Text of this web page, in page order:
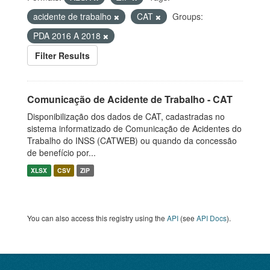
acidente de trabalho
CAT
Groups:
PDA 2016 A 2018
Filter Results
Comunicação de Acidente de Trabalho - CAT
Disponibilização dos dados de CAT, cadastradas no
sistema informatizado de Comunicação de Acidentes do
Trabalho do INSS (CATWEB) ou quando da concessão
de benefício por...
XLSX CSV ZIP
You can also access this registry using the API (see API Docs).